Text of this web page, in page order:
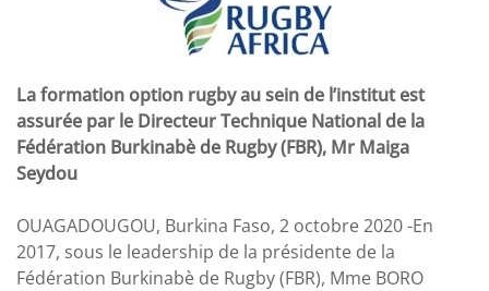
La formation option rugby au sein de l’institut est
assurée par le Directeur Technique National de la
Fédération Burkinabè de Rugby (FBR), Mr Maiga
Seydou
OUAGADOUGOU, Burkina Faso, 2 octobre 2020 -En
2017, sous le leadership de la présidente de la
Fédération Burkinabè de Rugby (FBR), Mme BORO